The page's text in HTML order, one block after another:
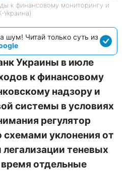
к финансовому мониторингу и
Украина)
шум! Читай только суть из
Украины в июле
к финансовому
надзору и
системы в условиях
регулятор
схемами уклонения от
теневых
отдельные